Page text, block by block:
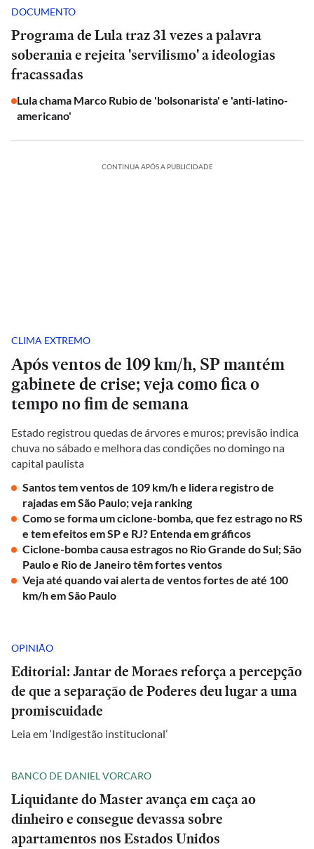
DOCUMENTO
Programa de Lula traz 31 vezes a palavra
soberania e rejeita 'servilismo' a ideologias
fracassadas
Lula chama Marco Rubio de 'bolsonarista' e 'anti-latino-
americano'
CONTINUA APÓS A PUBLICIDADE
CLIMA EXTREMO
Após ventos de 109 km/h, SP mantém
gabinete de crise; veja como fica o
tempo no fim de semana
Estado registrou quedas de árvores e muros; previsão indica
chuva no sábado e melhora das condições no domingo na
capital paulista
Santos tem ventos de 109 km/h e lidera registro de
rajadas em São Paulo; veja ranking
Como se forma um ciclone-bomba, que fez estrago no RS
e tem efeitos em SP e RJ? Entenda em gráficos
Ciclone-bomba causa estragos no Rio Grande do Sul; São
Paulo e Rio de Janeiro têm fortes ventos
Veja até quando vai alerta de ventos fortes de até 100
km/h em São Paulo
OPINIÃO
Editorial: Jantar de Moraes reforça a percepção
de que a separação de Poderes deu lugar a uma
promiscuidade
Leia em ‘Indigestão institucional’
BANCO DE DANIEL VORCARO
Liquidante do Master avança em caça ao
dinheiro e consegue devassa sobre
apartamentos nos Estados Unidos